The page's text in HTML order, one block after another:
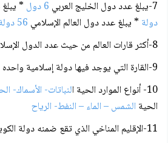
7-يبلغ عدد دول الخليج العربي
6 دول *
دولة * يبلغ عدد دول العالم الإسلامي 56 دولة
8-أكثر قارات العالم من حيث عدد الدول الإسلامية هي
9-القارة التي يوجد فيها دولة إسلامية واحده هي
10- أنواع الموارد الحية ا
لنباتات- الأسماك-
الحية الشمس – الماء – النفط- الرياح
11-الإقليم المناخي الذي تقع ضمنه دولة الكويت